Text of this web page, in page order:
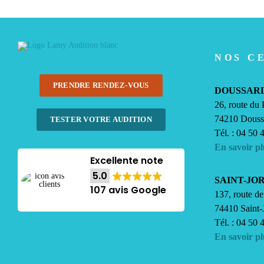
PRENDRE RENDEZ-VOUS
TESTER VOTRE AUDITION
Excellente note
5.0
107 avis Google
NOS
26, route du
74210
Tél. : 04 50
En savoir
SAINT-
137, route
74410
Tél. : 04 50
En savoir